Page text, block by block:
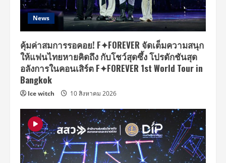
News
คุ้มค่าสมการรอคอย! F✦FOREVER จัดเต็มความสนุก
ให้แฟนไทยหายคิดถึง กับโชว์สุดซึ้ง โปรดักชันสุด
อลังการในคอนเสิร์ต F✦FOREVER 1st World Tour in
Bangkok
Ice witch 10 สิงหาคม 2026